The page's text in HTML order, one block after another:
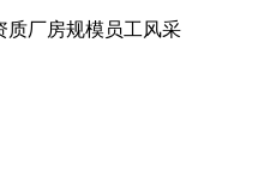
质厂房规模 员工风采